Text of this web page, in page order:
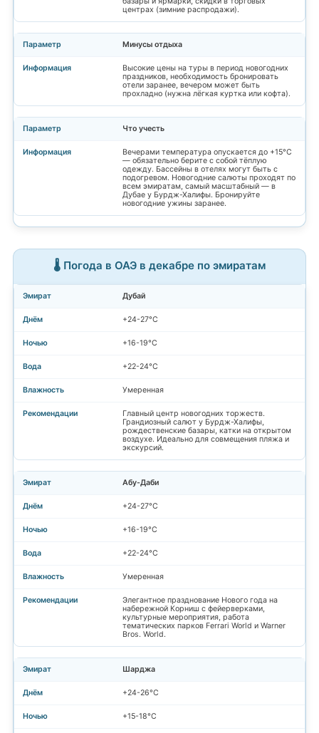
центрах (зимние распродажи).
Минусы отдыха
Высокие цены на туры в период новогодних
праздников, необходимость бронировать
отели заранее, вечером может быть
прохладно (нужна лёгкая куртка или кофта).
Что учесть
Вечерами температура опускается до +15°C
— обязательно берите с собой тёплую
одежду. Бассейны в отелях могут быть с
подогревом. Новогодние салюты проходят по
всем эмиратам, самый масштабный — в
Дубае у Бурдж-Халифы. Бронируйте
новогодние ужины заранее.
🌡️ Погода в ОАЭ в декабре по эмиратам
Дубай
+24-27°C
+16-19°C
+22-24°C
Умеренная
Главный центр новогодних торжеств.
Грандиозный салют у Бурдж-Халифы,
рождественские базары, катки на открытом
воздухе. Идеально для совмещения пляжа и
экскурсий.
Абу-Даби
+24-27°C
+16-19°C
+22-24°C
Умеренная
Элегантное празднование Нового года на
набережной Корниш с фейерверками,
культурные мероприятия, работа
тематических парков Ferrari World и Warner
Bros. World.
Шарджа
+24-26°C
+15-18°C